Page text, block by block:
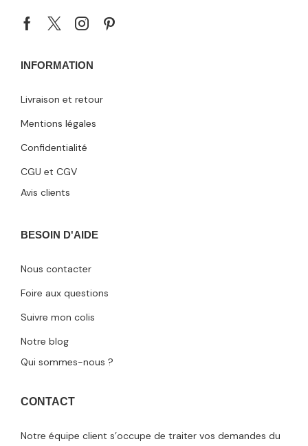
INFORMATION
Livraison et retour
Mentions légales
Confidentialité
CGU et CGV
Avis clients
BESOIN D'AIDE
Nous contacter
Foire aux questions
Suivre mon colis
Notre blog
Qui sommes-nous ?
CONTACT
Notre équipe client s’occupe de traiter vos demandes du